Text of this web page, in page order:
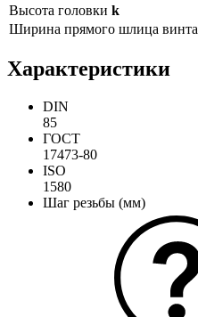
Высота головки k
Ширина прямого шлица винта
Характеристики
DIN
85
ГОСТ
17473-80
ISO
1580
Шаг резьбы (мм)